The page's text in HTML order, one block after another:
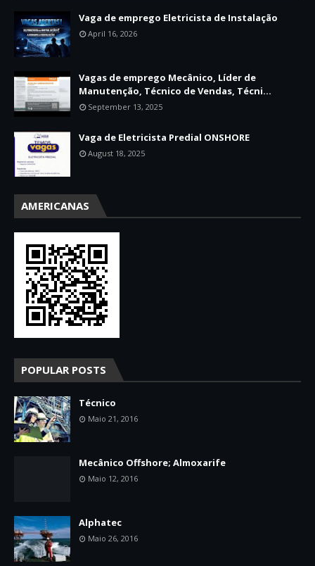
Vaga de emprego Eletricista de Instalação
April 16, 2026
Vagas de emprego Mecânico, Líder de
Manutenção, Técnico de Vendas, Técni...
September 13, 2025
Vaga de Eletricista Predial ONSHORE
August 18, 2025
AMERICANAS
POPULAR POSTS
Técnico
Maio 21, 2016
Mecânico Offshore; Almoxarife
Maio 12, 2016
Alphatec
Maio 26, 2016